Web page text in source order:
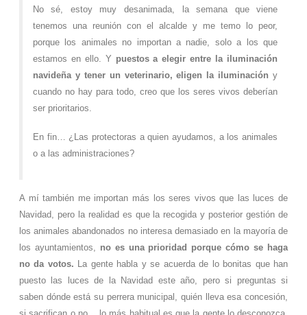
No sé, estoy muy desanimada, la semana que viene
tenemos una reunión con el alcalde y me temo lo peor,
porque los animales no importan a nadie, solo a los que
estamos en ello. Y puestos a elegir entre la iluminación
navideña y tener un veterinario, eligen la iluminación y
cuando no hay para todo, creo que los seres vivos deberían
ser prioritarios.
En fin… ¿Las protectoras a quien ayudamos, a los animales
o a las administraciones?
A mí también me importan más los seres vivos que las luces de
Navidad, pero la realidad es que la recogida y posterior gestión de
los animales abandonados no interesa demasiado en la mayoría de
los ayuntamientos, no es una prioridad porque cómo se haga
no da votos. La gente habla y se acuerda de lo bonitas que han
puesto las luces de la Navidad este año, pero si preguntas si
saben dónde está su perrera municipal, quién lleva esa concesión,